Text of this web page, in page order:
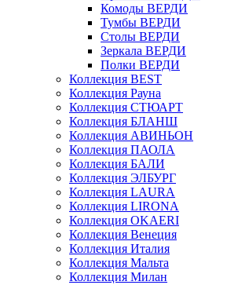
Комоды ВЕРДИ
Тумбы ВЕРДИ
Столы ВЕРДИ
Зеркала ВЕРДИ
Полки ВЕРДИ
Коллекция BEST
Коллекция Рауна
Коллекция СТЮАРТ
Коллекция БЛАНШ
Коллекция АВИНЬОН
Коллекция ПАОЛА
Коллекция БАЛИ
Коллекция ЭЛБУРГ
Коллекция LAURA
Коллекция LIRONA
Коллекция OKAERI
Коллекция Венеция
Коллекция Италия
Коллекция Мальта
Коллекция Милан